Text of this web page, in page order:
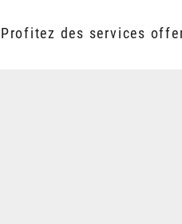
Profitez des services